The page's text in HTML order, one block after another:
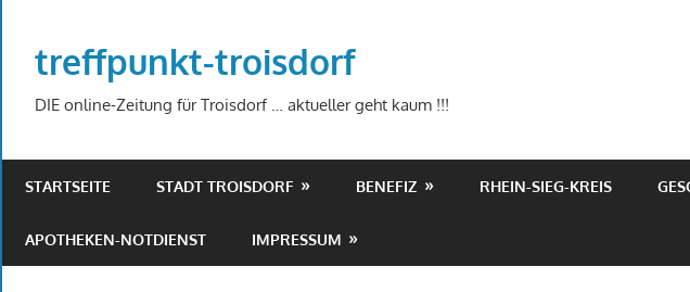
springen
treffpunkt-troisdorf
DIE online-Zeitung für Troisdorf … aktueller geht kaum !!!
STARTSEITE STADT TROISDORF BENEFIZ RHEIN-SIEG-KREIS
APOTHEKEN-NOTDIENST IMPRESSUM